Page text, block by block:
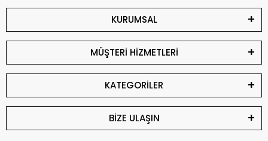
KURUMSAL
MÜŞTERİ HİZMETLERİ
KATEGORİLER
BİZE ULAŞIN